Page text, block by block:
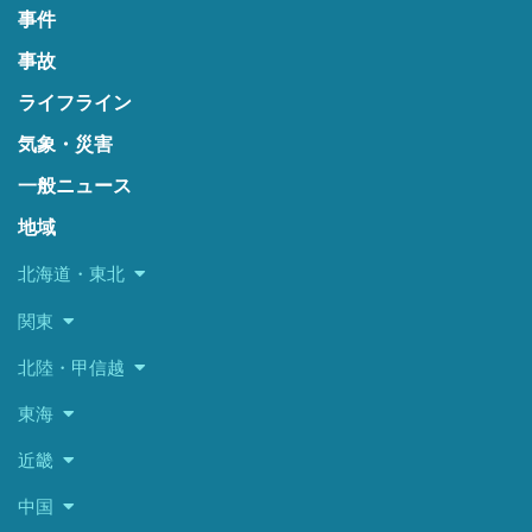
事件
事故
ライフライン
気象・災害
一般ニュース
地域
北海道・東北
関東
北陸・甲信越
東海
近畿
中国